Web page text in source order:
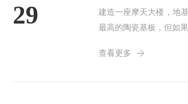
29
建造一座摩天大楼，地
最高的陶瓷基板，但如
查看更多